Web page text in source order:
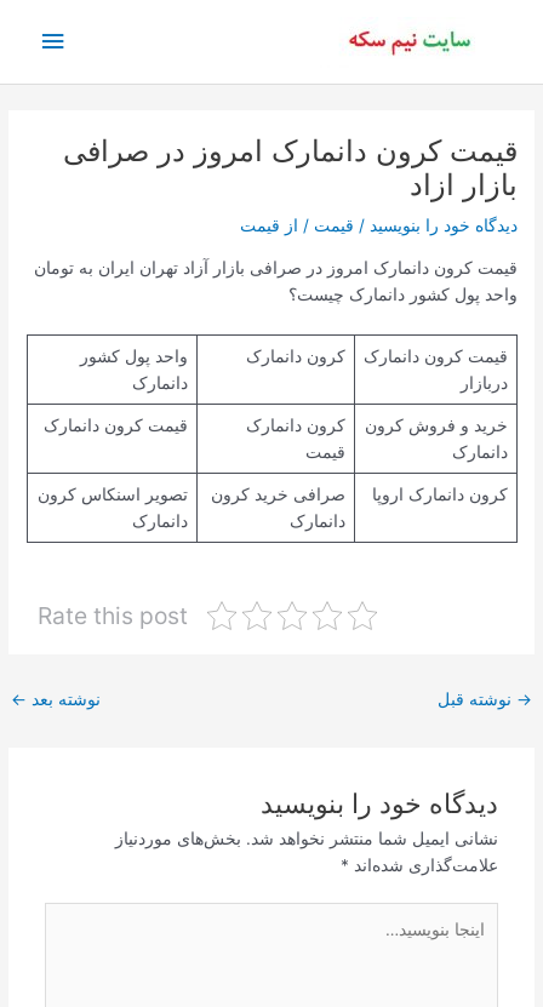
اصلی
قیمت کرون دانمارک امروز در صرافی
بازار ازاد
دیدگاه‌ خود را بنویسید / قیمت / از قیمت
قیمت کرون دانمارک امروز در صرافی بازار آزاد تهران ایران به تومان
واحد پول کشور دانمارک چیست؟
قیمت کرون دانمارک
دربازار
کرون دانمارک
واحد پول کشور
دانمارک
خرید و فروش کرون
دانمارک
کرون دانمارک
قیمت
قیمت کرون دانمارک
کرون دانمارک اروپا
صرافی خرید کرون
دانمارک
تصویر اسنکاس کرون
دانمارک
Rate this post
پیمایش
→ نوشته قبل نوشته بعد ←
دیدگاه‌ خود را بنویسید
نشانی ایمیل شما منتشر نخواهد شد. بخش‌های موردنیاز
علامت‌گذاری شده‌اند *
بنویسید…